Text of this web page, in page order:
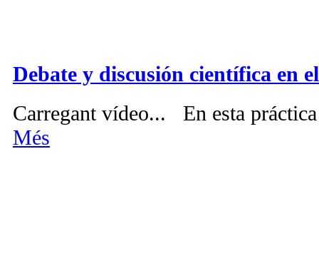
Debate y discusión científica en
Carregant vídeo... En esta
Més